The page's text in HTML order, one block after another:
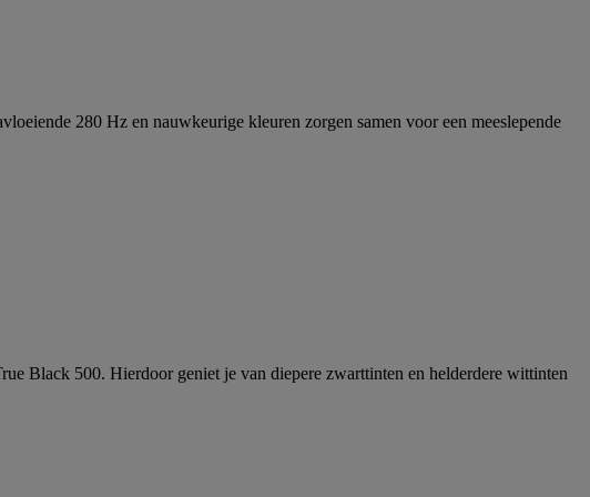
280 Hz en nauwkeurige kleuren zorgen samen voor een meeslepende
Black 500. Hierdoor geniet je van diepere zwarttinten en helderdere wittinten